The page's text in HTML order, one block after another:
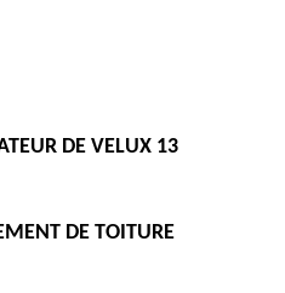
DE VELUX 13
DE TOITURE